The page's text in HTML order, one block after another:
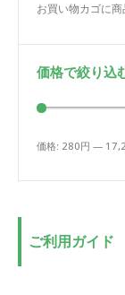
お買い物カゴに商
価格で絞り込
最
最
価格: 280円 —
ご利用ガイド